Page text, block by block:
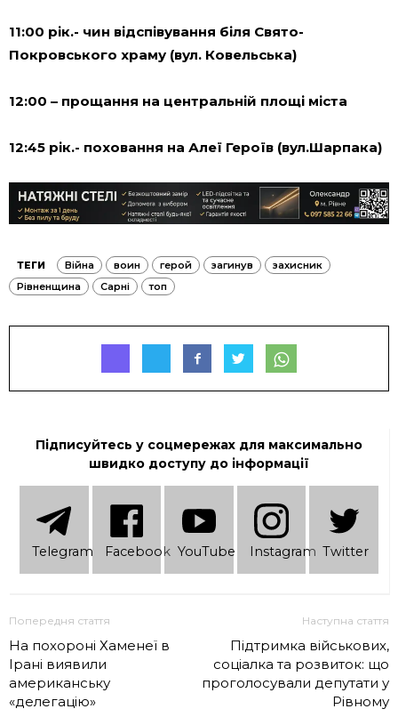
11:00 рік.- чин відспівування біля Свято-
Покровського храму (вул. Ковельська)
12:00 – прощання на центральній площі міста
12:45 рік.- поховання на Алеї Героїв (вул.Шарпака)
ТЕГИ Війна воин герой загинув
захисник
Рівненщина
Сарні топ
Підписуйтесь у соцмережах для максимально
швидко доступу до інформації
Telеgram Facebook YouTube Instagram Twitter
Попередня стаття
На похороні Хаменеї в
Ірані виявили
американську
«делегацію»
Наступна стаття
Підтримка військових,
соціалка та розвиток: що
проголосували депутати у
Рівному